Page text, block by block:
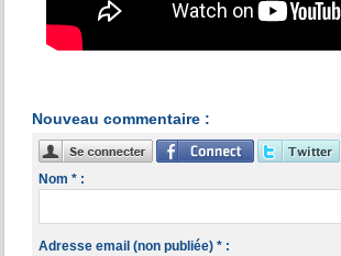
Nouveau commentaire :
Nom * :
Adresse email (non publiée) * :